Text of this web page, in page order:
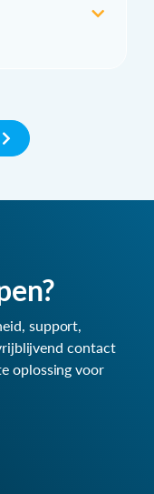
support,
contact
oplossing voor